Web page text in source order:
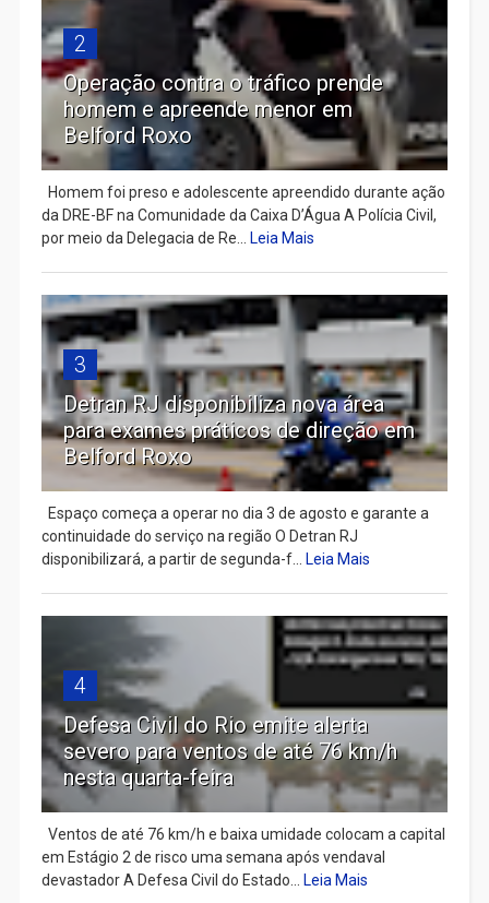
2
Operação contra o tráfico prende
homem e apreende menor em
Belford Roxo
Homem foi preso e adolescente apreendido durante ação
da DRE-BF na Comunidade da Caixa D’Água A Polícia Civil,
por meio da Delegacia de Re... Leia Mais
3
Detran RJ disponibiliza nova área
para exames práticos de direção em
Belford Roxo
Espaço começa a operar no dia 3 de agosto e garante a
continuidade do serviço na região O Detran RJ
disponibilizará, a partir de segunda-f... Leia Mais
4
Defesa Civil do Rio emite alerta
severo para ventos de até 76 km/h
nesta quarta-feira
Ventos de até 76 km/h e baixa umidade colocam a capital
em Estágio 2 de risco uma semana após vendaval
devastador A Defesa Civil do Estado... Leia Mais